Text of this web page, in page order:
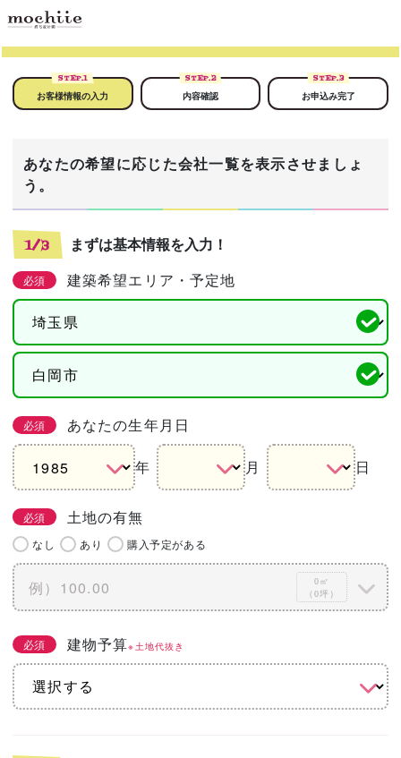
STEP.1
お客様情報の入力
STEP.2
内容確認
STEP.3
お申込み完了
あなたの希望に応じた会社一覧を表示させましょ
う。
1/3 まずは基本情報を入力！
必須 建築希望エリア・予定地
必須 あなたの生年月日
年 月 日
必須 土地の有無
なし あり 購入予定がある
0㎡
（0坪）
必須 建物予算※土地代抜き